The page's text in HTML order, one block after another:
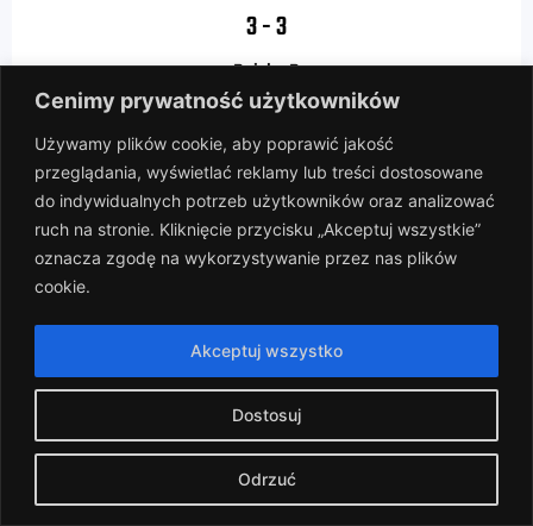
Cenimy prywatność użytkowników
Używamy plików cookie, aby poprawić jakość
przeglądania, wyświetlać reklamy lub treści dostosowane
do indywidualnych potrzeb użytkowników oraz analizować
ruch na stronie. Kliknięcie przycisku „Akceptuj wszystkie”
oznacza zgodę na wykorzystywanie przez nas plików
cookie.
Dostosuj
Odrzuć
Akceptuj wszystko
3-3
Boisko B
WKS Wczorajsi vs Ławka Rezerwowych
2024-03-16
(14)
Boisko C
WKS Wczorajsi vs PKP Azbest
2024-03-09